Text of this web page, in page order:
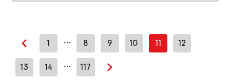
Edellinen sivu
1 … 8 9 10 11 12
13 14 … 117
Seuraava sivu